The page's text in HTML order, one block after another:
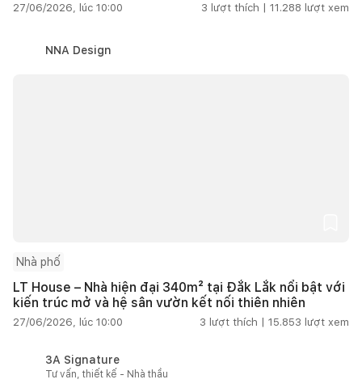
27/06/2026, lúc 10:00 3 lượt thích | 11.288 lượt xem
NNA Design
Nhà phố
LT House – Nhà hiện đại 340m² tại Đắk Lắk nổi bật với
kiến trúc mở và hệ sân vườn kết nối thiên nhiên
27/06/2026, lúc 10:00 3 lượt thích | 15.853 lượt xem
3A Signature
Tư vấn, thiết kế - Nhà thầu